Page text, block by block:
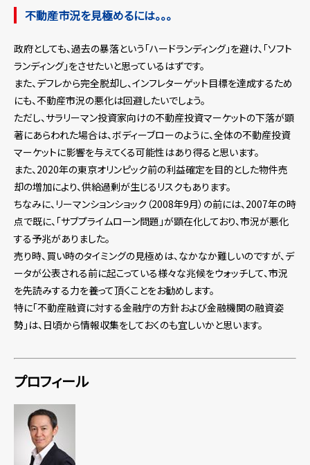
不動産市況を見極めるには。。。
政府としても、過去の暴落という「ハードランディング」を避け、「ソフト
ランディング」をさせたいと思っているはずです。
また、デフレから完全脱却し、インフレターゲット目標を達成するため
にも、不動産市況の悪化は回避したいでしょう。
ただし、サラリーマン投資家向けの不動産投資マーケットの下落が顕
著にあらわれた場合は、ボディーブローのように、全体の不動産投資
マーケットに影響を与えてくる可能性はあり得ると思います。
また、2020年の東京オリンピック前の利益確定を目的とした物件売
却の増加により、供給過剰が生じるリスクもあります。
ちなみに、リーマンションショック（2008年9月）の前には、2007年の時
点で既に、「サブプライムローン問題」が顕在化しており、市況が悪化
する予兆がありました。
売り時、買い時のタイミングの見極めは、なかなか難しいのですが、デ
ータが公表される前に起こっている様々な兆候をウォッチして、市況
を先読みする力を養って頂くことをお勧めします。
特に「不動産融資に対する金融庁の方針および金融機関の融資姿
勢」は、日頃から情報収集をしておくのも宜しいかと思います。
プロフィール